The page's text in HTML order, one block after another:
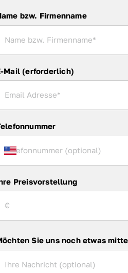
bzw. Firmenname
bzw. Firmenname
Mail (erforderlich)
Preisvorstellung
Sie uns noch etwas